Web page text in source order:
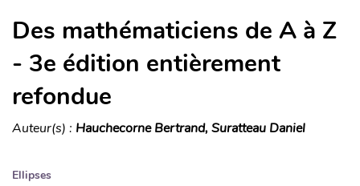
Des mathématiciens de A à Z
- 3e édition entièrement
refondue
Auteur(s) : Hauchecorne Bertrand, Suratteau Daniel
Ellipses